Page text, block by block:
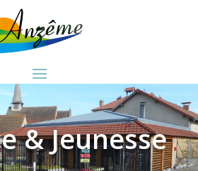
& Jeunesse